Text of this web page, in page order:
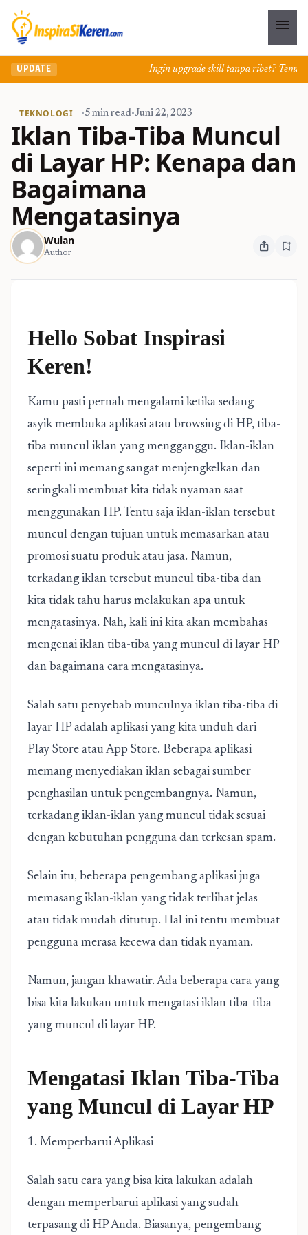
menu
UPDATE Ingin upgrade skill tanpa ribet?
TEKNOLOGI •5 min read•Juni 22, 2023
Iklan Tiba-Tiba Muncul
di Layar HP: Kenapa dan
Bagaimana
Mengatasinya
Wulan
Author ios_share bookmark_add
Hello Sobat Inspirasi
Keren!
Kamu pasti pernah mengalami ketika sedang
asyik membuka aplikasi atau browsing di HP, tiba-
tiba muncul iklan yang mengganggu. Iklan-iklan
seperti ini memang sangat menjengkelkan dan
seringkali membuat kita tidak nyaman saat
menggunakan HP. Tentu saja iklan-iklan tersebut
muncul dengan tujuan untuk memasarkan atau
promosi suatu produk atau jasa. Namun,
terkadang iklan tersebut muncul tiba-tiba dan
kita tidak tahu harus melakukan apa untuk
mengatasinya. Nah, kali ini kita akan membahas
mengenai iklan tiba-tiba yang muncul di layar HP
dan bagaimana cara mengatasinya.
Salah satu penyebab munculnya iklan tiba-tiba di
layar HP adalah aplikasi yang kita unduh dari
Play Store atau App Store. Beberapa aplikasi
memang menyediakan iklan sebagai sumber
penghasilan untuk pengembangnya. Namun,
terkadang iklan-iklan yang muncul tidak sesuai
dengan kebutuhan pengguna dan terkesan spam.
Selain itu, beberapa pengembang aplikasi juga
memasang iklan-iklan yang tidak terlihat jelas
atau tidak mudah ditutup. Hal ini tentu membuat
pengguna merasa kecewa dan tidak nyaman.
Namun, jangan khawatir. Ada beberapa cara yang
bisa kita lakukan untuk mengatasi iklan tiba-tiba
yang muncul di layar HP.
Mengatasi Iklan Tiba-Tiba
yang Muncul di Layar HP
1. Memperbarui Aplikasi
Salah satu cara yang bisa kita lakukan adalah
dengan memperbarui aplikasi yang sudah
terpasang di HP Anda. Biasanya, pengembang